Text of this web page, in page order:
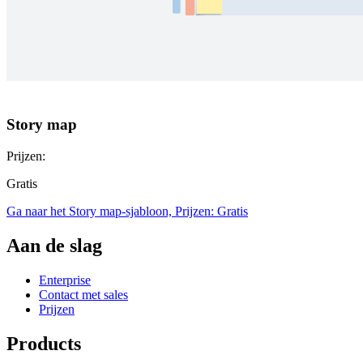
Story map
Prijzen:
Gratis
Ga naar het Story map-sjabloon, Prijzen: Gratis
Aan de slag
Enterprise
Contact met sales
Prijzen
Products